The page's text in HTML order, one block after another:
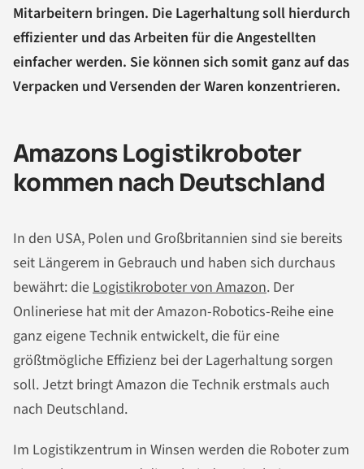
Mitarbeitern bringen. Die Lagerhaltung soll hierdurch
effizienter und das Arbeiten für die Angestellten
einfacher werden. Sie können sich somit ganz auf das
Verpacken und Versenden der Waren konzentrieren.
Amazons Logistikroboter
kommen nach Deutschland
In den USA, Polen und Großbritannien sind sie bereits
seit Längerem in Gebrauch und haben sich durchaus
bewährt: dieLogistikroboter von Amazon. Der
Onlineriese hat mit der Amazon-Robotics-Reihe eine
ganz eigene Technik entwickelt, die für eine
größtmögliche Effizienz bei der Lagerhaltung sorgen
soll. Jetzt bringt Amazon die Technik erstmals auch
nach Deutschland.
Im Logistikzentrum in Winsen werden die Roboter zum